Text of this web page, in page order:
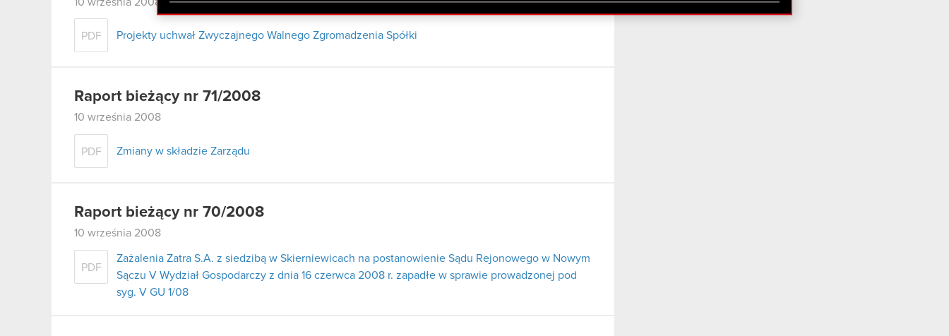
PDF Projekty uchwał Zwyczajnego Walnego Zgromadzenia Spółki
Raport bieżący nr 71/2008
10 września 2008
PDF Zmiany w składzie Zarządu
Raport bieżący nr 70/2008
10 września 2008
PDF
Zażalenia Zatra S.A. z siedzibą w Skierniewicach na postanowienie Sądu Rejonowego w Nowym
Sączu V Wydział Gospodarczy z dnia 16 czerwca 2008 r. zapadłe w sprawie prowadzonej pod
syg. V GU 1/08